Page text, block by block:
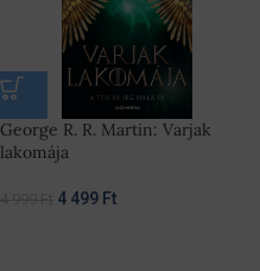
George R. R. Martin: Varjak
lakomája
4 499 Ft